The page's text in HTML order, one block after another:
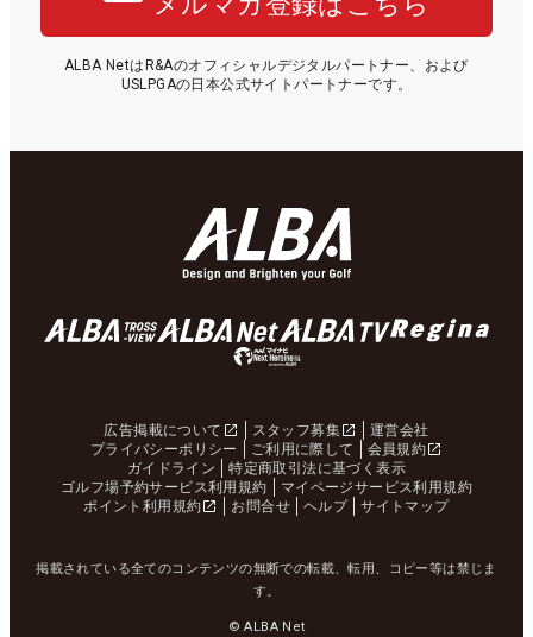
ALBA NetはR&Aのオフィシャルデジタルパートナー、および
USLPGAの日本公式サイトパートナーです。
広告掲載について スタッフ募集
運営会社
プライバシーポリシー
ご利用に際して
会員規約
ガイドライン
特定商取引法に基づく表示
ゴルフ場予約サービス利用規約
マイページサービス利用規約
ポイント利用規約
お問合せ ヘルプ サイトマップ
掲載されている全てのコンテンツの無断での転載、転用、コピー等は禁じま
す。
© ALBA Net